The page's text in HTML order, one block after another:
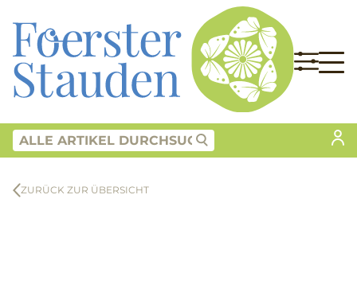
ZURÜCK ZUR ÜBERSICHT